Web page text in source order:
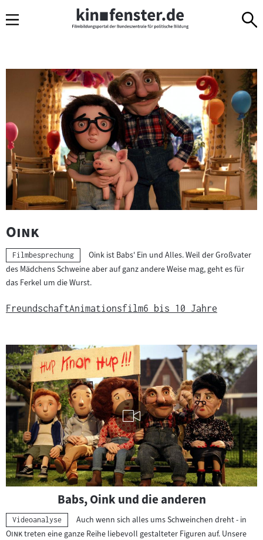
Navigation
zum
zur
Seitenende
n
k
"
Oink"
Kategorie:
Filmbesprechung
Oink ist Babs' Ein und Alles. Weil der Großvater
des Mädchens Schweine aber auf ganz andere Weise mag, geht es für
das Ferkel um die Wurst.
FreundschaftAnimationsfilm6 bis 10 Jahre
abspielen
Babs, Oink und die anderen
Kategorie:
Videoanalyse Auch wenn sich alles ums Schweinchen dreht - in
Oink"treten eine ganze Reihe liebevoll gestalteter Figuren auf. Unsere